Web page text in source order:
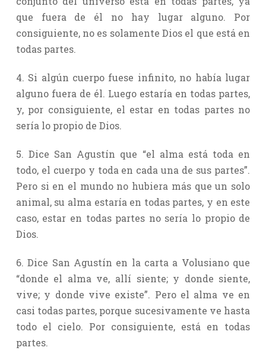
que fuera de él no hay lugar alguno. Por
consiguiente, no es solamente Dios el que está en
todas partes.
4. Si algún cuerpo fuese infinito, no había lugar
alguno fuera de él. Luego estaría en todas partes,
y, por consiguiente, el estar en todas partes no
sería lo propio de Dios.
5. Dice San Agustín que “el alma está toda en
todo, el cuerpo y toda en cada una de sus partes”.
Pero si en el mundo no hubiera más que un solo
animal, su alma estaría en todas partes, y en este
caso, estar en todas partes no sería lo propio de
Dios.
6. Dice San Agustín en la carta a Volusiano que
“donde el alma ve, allí siente; y donde siente,
vive; y donde vive existe”. Pero el alma ve en
casi todas partes, porque sucesivamente ve hasta
todo el cielo. Por consiguiente, está en todas
partes.